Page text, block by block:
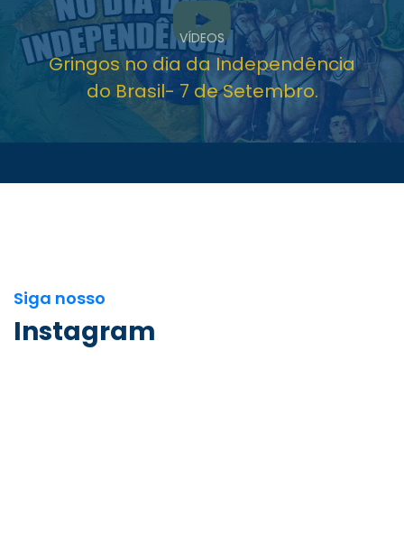
VÍDEOS
Gringos no dia da Independência
do Brasil- 7 de Setembro.
Siga nosso
Instagram